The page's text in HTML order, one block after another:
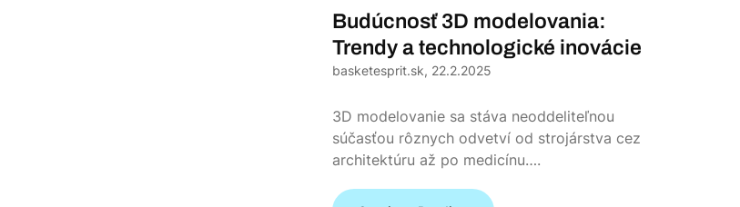
Budúcnosť 3D modelovania:
Trendy a technologické inovácie
basketesprit.sk, 22.2.2025
3D modelovanie sa stáva neoddeliteľnou
súčasťou rôznych odvetví od strojárstva cez
architektúru až po medicínu….